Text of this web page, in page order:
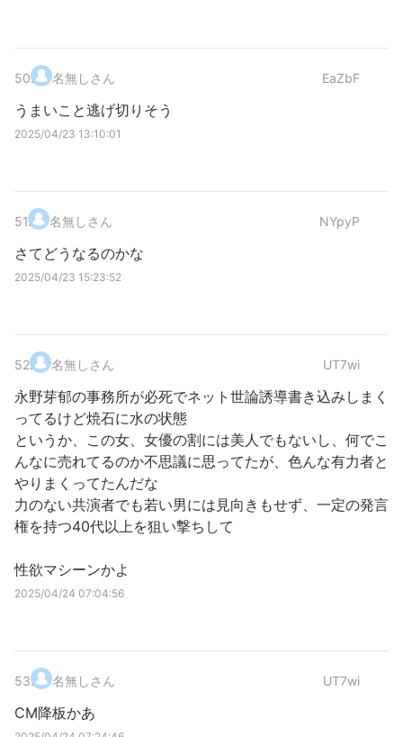
50. 名無しさん EaZbF
うまいこと逃げ切りそう
2025/04/23 13:10:01
51. 名無しさん NYpyP
さてどうなるのかな
2025/04/23 15:23:52
52. 名無しさん UT7wi
永野芽郁の事務所が必死でネット世論誘導書き込みしまく
ってるけど焼石に水の状態
というか、この女、女優の割には美人でもないし、何でこ
んなに売れてるのか不思議に思ってたが、色んな有力者と
やりまくってたんだな
力のない共演者でも若い男には見向きもせず、一定の発言
権を持つ40代以上を狙い撃ちして
性欲マシーンかよ
2025/04/24 07:04:56
53. 名無しさん UT7wi
CM降板かあ